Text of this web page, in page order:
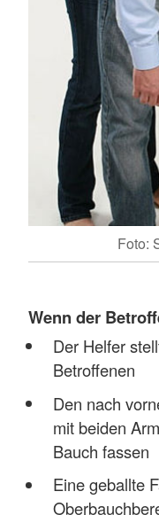
Foto:
Wenn der
Der Helfer
Betroffenen
Den nach
mit beiden
Bauch fassen
Eine geballte